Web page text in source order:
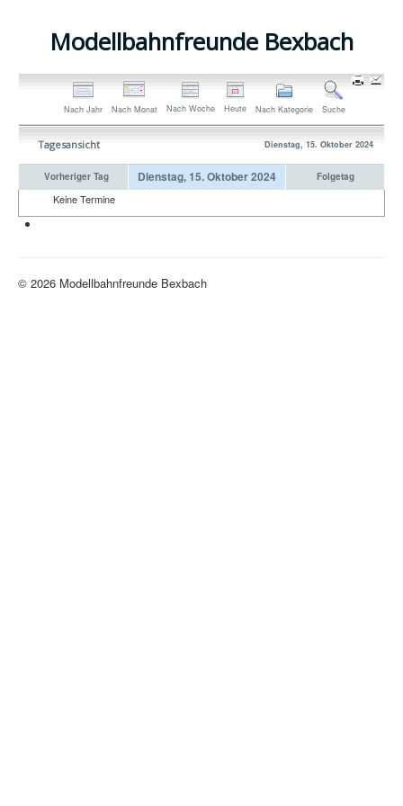
Modellbahnfreunde Bexbach
Nach Jahr Nach Monat Nach Woche Heute Nach Kategorie Suche
Tagesansicht Dienstag, 15. Oktober 2024
Vorheriger Tag Dienstag, 15. Oktober 2024 Folgetag
Keine Termine
© 2026 Modellbahnfreunde Bexbach